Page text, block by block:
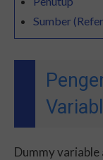
Sumber
Dummy